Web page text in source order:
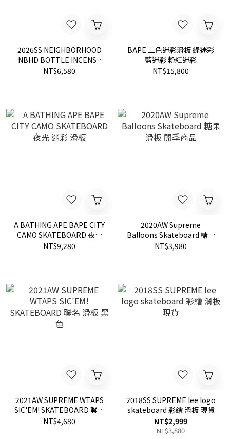
2026SS NEIGHBORHOOD
NBHD BOTTLE INCENSE
CHAMBER 骷髏 酒瓶 線香台
NT$6,580
BAPE 三色迷彩滑板 綠迷彩
藍迷彩 粉紅迷彩
NT$15,800
A BATHING APE BAPE CITY
CAMO SKATEBOARD 夜光
迷彩 滑板
NT$9,280
2020AW Supreme
Balloons Skateboard 糖果
滑板 開季商品
NT$3,980
2021AW SUPREME WTAPS
SIC'EM! SKATEBOARD 聯名
滑板 黑色
NT$4,680
2018SS SUPREME lee logo
skateboard 彩繪 滑板 現貨
NT$2,999
NT$3,880